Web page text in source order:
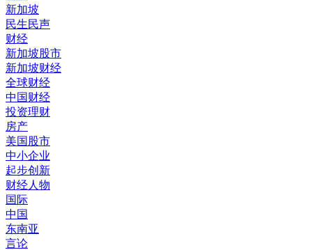
新加坡
民生民声
财经
新加坡股市
新加坡财经
全球财经
中国财经
投资理财
房产
美国股市
中小企业
起步创新
财经人物
国际
中国
东南亚
言论